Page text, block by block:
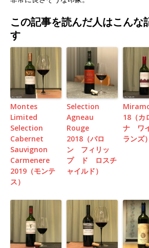
この記事を読んだ人はこんな
す
Montes
Limited
Selection
Cabernet
Sauvignon
Carmenere
2019（モンテ
ス）
Selection
Agneau
Rouge
2018（バロ
ン フィリッ
プ ド ロスチ
ャイルド）
18（カ
ナ ワ
ランズ）